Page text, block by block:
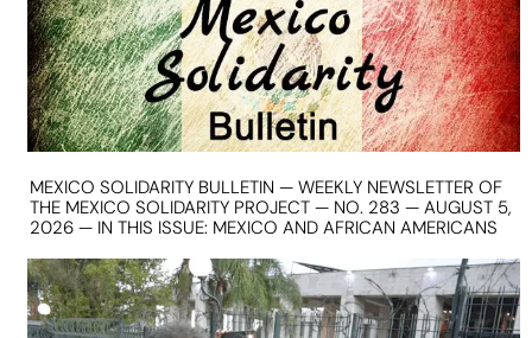
MEXICO SOLIDARITY BULLETIN — WEEKLY NEWSLETTER OF
THE MEXICO SOLIDARITY PROJECT — NO. 283 — AUGUST 5,
2026 — IN THIS ISSUE: MEXICO AND AFRICAN AMERICANS